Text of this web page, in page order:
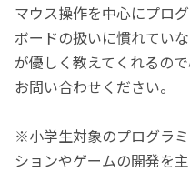
マウス操作を中心にプロ
ボードの扱いに慣れてい
が優しく教えてくれるの
お問い合わせください。
※小学生対象のプログラ
ションやゲームの開発を